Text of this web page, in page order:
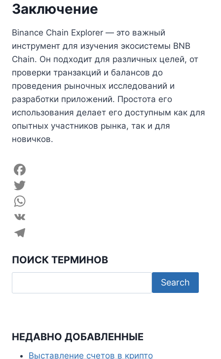
Заключение
Binance Chain Explorer — это важный
инструмент для изучения экосистемы BNB
Chain. Он подходит для различных целей, от
проверки транзакций и балансов до
проведения рыночных исследований и
разработки приложений. Простота его
использования делает его доступным как для
опытных участников рынка, так и для
новичков.
F
a
c
e
o
k
T
w
t
r
W
h
t
A
V
e
e
a
ПОИСК ТЕРМИНОВ
НЕДАВНО ДОБАВЛЕННЫЕ
Выставление счетов в крипто